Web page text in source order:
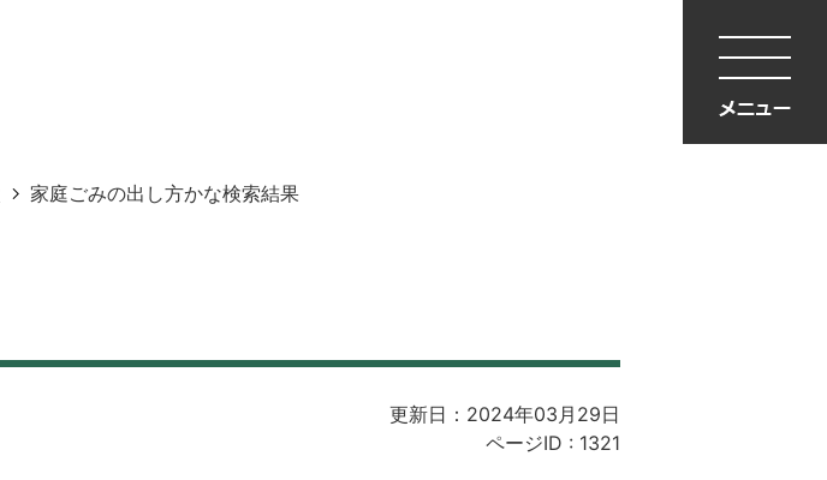
家庭ごみの出し方かな検索結果
更新日：2024年03月29日
ページID : 1321